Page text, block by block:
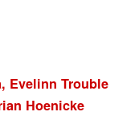
Evelinn Trouble
Hoenicke